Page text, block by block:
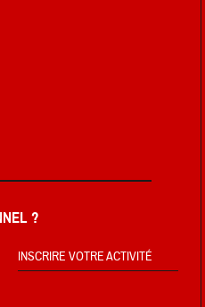
?
INSCRIRE VOTRE ACTIVITÉ